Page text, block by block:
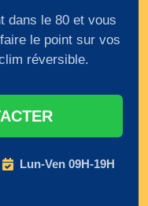
dans le 80 et vous
le point sur vos
réversible.
Lun-Ven 09H-19H